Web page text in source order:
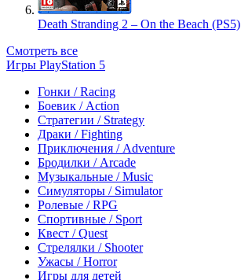
Death Stranding 2 – On the Beach (PS5)
Смотреть все
Игры PlayStation 5
Гонки / Racing
Боевик / Action
Стратегии / Strategy
Драки / Fighting
Приключения / Adventure
Бродилки / Arcade
Музыкальные / Music
Симуляторы / Simulator
Ролевые / RPG
Спортивные / Sport
Квест / Quest
Стрелялки / Shooter
Ужасы / Horror
Игры для детей